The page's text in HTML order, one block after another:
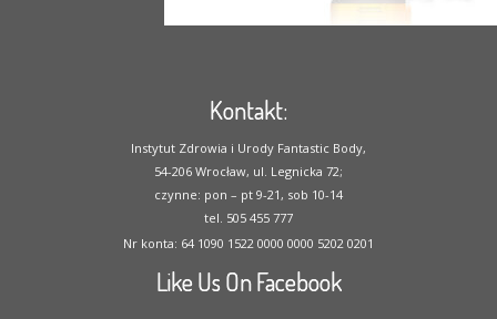
Kontakt:
Instytut Zdrowia i Urody Fantastic Body,
54-206 Wrocław, ul. Legnicka 72;
czynne: pon – pt 9-21, sob 10-14
tel. 505 455 777
Nr konta: 64 1090 1522 0000 0000 5202 0201
Like Us On Facebook